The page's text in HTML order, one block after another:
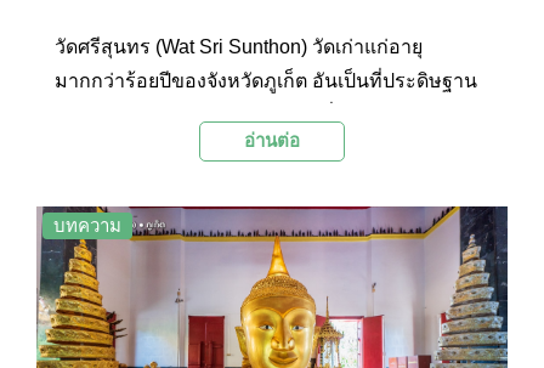
วัดศรีสุนทร (Wat Sri Sunthon) วัดเก่าแก่อายุ
มากกว่าร้อยปีของจังหวัดภูเก็ต อันเป็นที่ประดิษฐาน
และพระพุทธลักษณ์ที่มีความแปลกตาแตกต่างจาก
อ่านต่อ
บทความ